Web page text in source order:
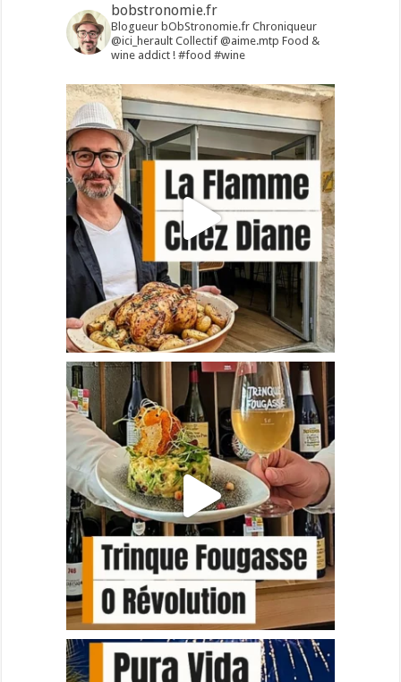
bobstronomie.fr
Blogueur bObStronomie.fr Chroniqueur
@ici_heraultCollectif @aime.mtp Food &
wine addict !#food #wine